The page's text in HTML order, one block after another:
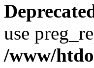
use
/www/